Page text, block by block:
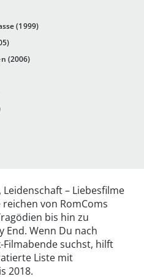
(1999)
(2006)
– Liebesfilme
von RomComs
bis hin zu
End. Wenn Du nach
suchst, hilft
Liste mit
2018.